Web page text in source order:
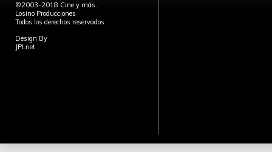
©2003-2018 Cine y más...
Losino Producciones
Todos los derechos reservados.
Design By
JPLnet